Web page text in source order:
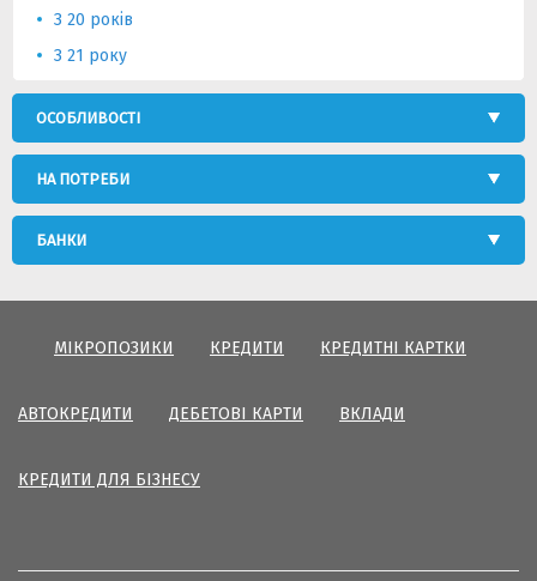
З 20 років
З 21 року
ОСОБЛИВОСТІ
НА ПОТРЕБИ
БАНКИ
МІКРОПОЗИКИ КРЕДИТИ КРЕДИТНІ КАРТКИ
АВТОКРЕДИТИ ДЕБЕТОВІ КАРТИ ВКЛАДИ
КРЕДИТИ ДЛЯ БІЗНЕСУ